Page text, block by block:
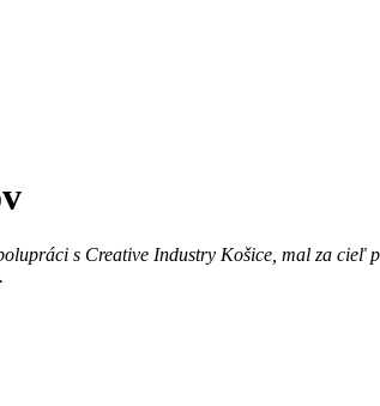
s Creative Industry Košice, mal za cieľ